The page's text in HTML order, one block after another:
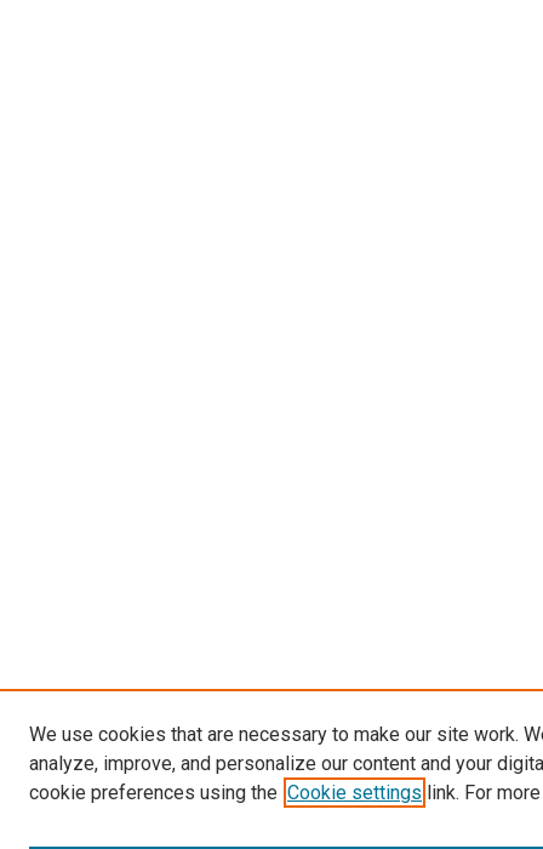
We use cookies that are necessary to make our site work.
analyze, improve, and personalize our content and your
cookie preferences using the Cookie settings link. For